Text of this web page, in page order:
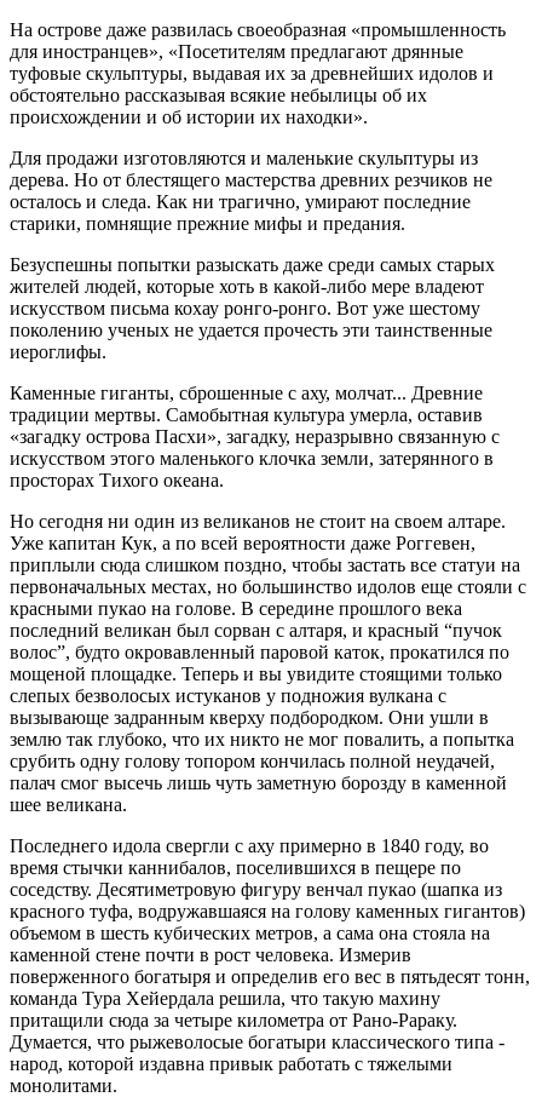
На острове даже развилась своеобразная «промышленность
для иностранцев», «Посетителям предлагают дрянные
туфовые скульптуры, выдавая их за древнейших идолов и
обстоятельно рассказывая всякие небылицы об их
происхождении и об истории их находки».
Для продажи изготовляются и маленькие скульптуры из
дерева. Но от блестящего мастерства древних резчиков не
осталось и следа. Как ни трагично, умирают последние
старики, помнящие прежние мифы и предания.
Безуспешны попытки разыскать даже среди самых старых
жителей людей, которые хоть в какой-либо мере владеют
искусством письма кохау ронго-ронго. Вот уже шестому
поколению ученых не удается прочесть эти таинственные
иероглифы.
Каменные гиганты, сброшенные с аху, молчат... Древние
традиции мертвы. Самобытная культура умерла, оставив
«загадку острова Пасхи», загадку, неразрывно связанную с
искусством этого маленького клочка земли, затерянного в
просторах Тихого океана.
Но сегодня ни один из великанов не стоит на своем алтаре.
Уже капитан Кук, а по всей вероятности даже Роггевен,
приплыли сюда слишком поздно, чтобы застать все статуи на
первоначальных местах, но большинство идолов еще стояли с
красными пукао на голове. В середине прошлого века
последний великан был сорван с алтаря, и красный “пучок
волос”, будто окровавленный паровой каток, прокатился по
мощеной площадке. Теперь и вы увидите стоящими только
слепых безволосых истуканов у подножия вулкана с
вызывающе задранным кверху подбородком. Они ушли в
землю так глубоко, что их никто не мог повалить, а попытка
срубить одну голову топором кончилась полной неудачей,
палач смог высечь лишь чуть заметную борозду в каменной
шее великана.
Последнего идола свергли с аху примерно в 1840 году, во
время стычки каннибалов, поселившихся в пещере по
соседству. Десятиметровую фигуру венчал пукао (шапка из
красного туфа, водружавшаяся на голову каменных гигантов)
объемом в шесть кубических метров, а сама она стояла на
каменной стене почти в рост человека. Измерив
поверженного богатыря и определив его вес в пятьдесят тонн,
команда Тура Хейердала решила, что такую махину
притащили сюда за четыре километра от Рано-Рараку.
Думается, что рыжеволосые богатыри классического типа -
народ, которой издавна привык работать с тяжелыми
монолитами.